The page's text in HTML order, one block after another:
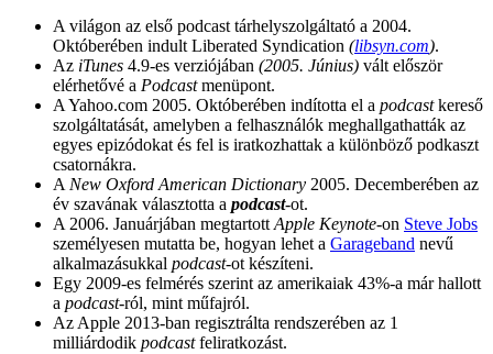
A világon az első podcast tárhelyszolgáltató a 2004.
Októberében indult Liberated Syndication (libsyn.com).
Az iTunes 4.9-es verziójában (2005. Június) vált először
elérhetővé a Podcastmenüpont.
A Yahoo.com 2005. Októberében indította el a podcastkereső
szolgáltatását, amelyben a felhasználók meghallgathatták az
egyes epizódokat és fel is iratkozhattak a különböző podkaszt
csatornákra.
A New Oxford American Dictionary 2005. Decemberében az
év szavának választotta a podcast-ot.
A 2006. Januárjában megtartott Apple Keynote-on Steve Jobs
személyesen mutatta be, hogyan lehet a Garageband nevű
alkalmazásukkal podcast-ot készíteni.
Egy 2009-es felmérés szerint az amerikaiak 43%-a már hallott
a podcast-ról, mint műfajról.
Az Apple 2013-ban regisztrálta rendszerében az 1
milliárdodik podcastfeliratkozást.